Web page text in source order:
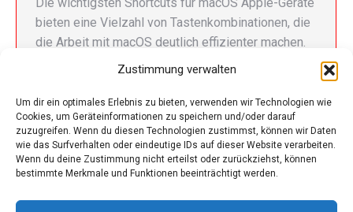
Zustimmung verwalten
Um dir ein optimales Erlebnis zu bieten, verwenden wir Technologien wie
Cookies, um Geräteinformationen zu speichern und/oder darauf
zuzugreifen. Wenn du diesen Technologien zustimmst, können wir Daten
wie das Surfverhalten oder eindeutige IDs auf dieser Website verarbeiten.
Wenn du deine Zustimmung nicht erteilst oder zurückziehst, können
bestimmte Merkmale und Funktionen beeinträchtigt werden.
bieten eine Vielzahl von Tastenkombinationen, die
die Arbeit mit macOS deutlich effizienter machen.
Hier findest du eine Übersicht der nützlichsten
deinen Workflow zu optimieren. Allgemeine
Tastenkombinationen Navigation und
Fensterverwaltung System- und Screenshot-
Funktionen Textbearbeitung Virtuelle Desktops und
Mission Control Fazit Mit diesen
Tastenkombinationen kannst du…